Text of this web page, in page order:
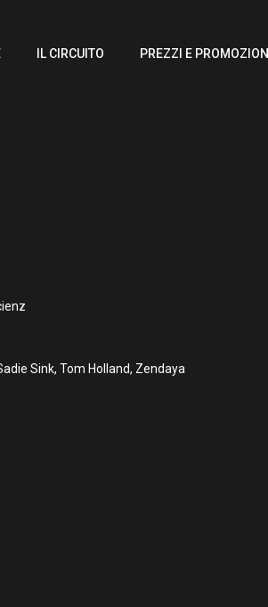
IL CIRCUITO PREZZI E PROMOZIONI
Sink, Tom Holland, Zendaya